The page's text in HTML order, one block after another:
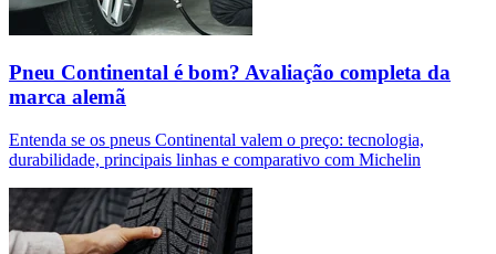
Pneu Continental é bom? Avaliação completa da
marca alemã
Entenda se os pneus Continental valem o preço: tecnologia,
durabilidade, principais linhas e comparativo com Michelin